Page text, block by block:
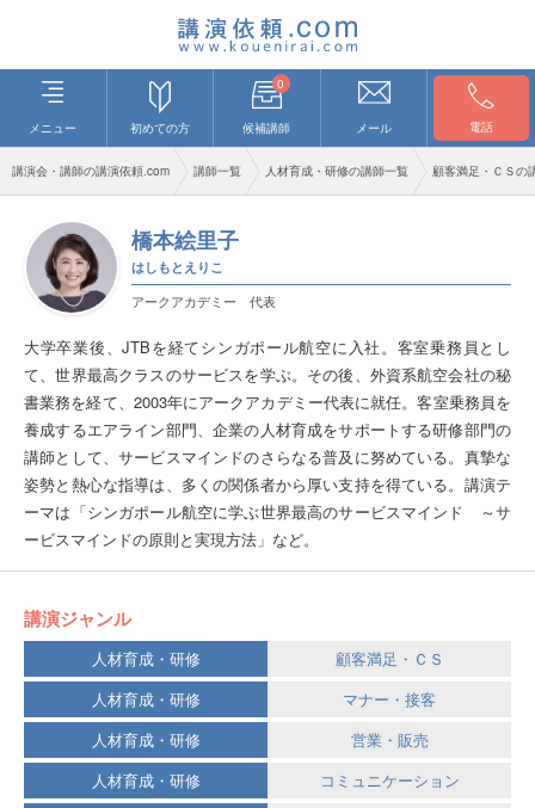
メニュー 初めての方
0
候補講師 メール 電話
講演会・講師の講演依頼.com 講師一覧 人材育成・研修の講師一覧 顧客満足・ＣＳの
橋本絵里子
はしもとえりこ
アークアカデミー 代表
大学卒業後、JTBを経てシンガポール航空に入社。客室乗務員とし
て、世界最高クラスのサービスを学ぶ。その後、外資系航空会社の秘
書業務を経て、2003年にアークアカデミー代表に就任。客室乗務員を
養成するエアライン部門、企業の人材育成をサポートする研修部門の
講師として、サービスマインドのさらなる普及に努めている。真摯な
姿勢と熱心な指導は、多くの関係者から厚い支持を得ている。講演テ
ーマは「シンガポール航空に学ぶ世界最高のサービスマインド ～サ
ービスマインドの原則と実現方法」など。
講演ジャンル
人材育成・研修
顧客満足・ＣＳ
人材育成・研修
マナー・接客
人材育成・研修
営業・販売
人材育成・研修
コミュニケーション